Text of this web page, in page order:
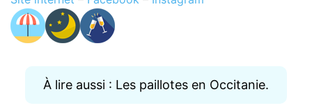
À lire aussi : Les paillotes en Occitanie.